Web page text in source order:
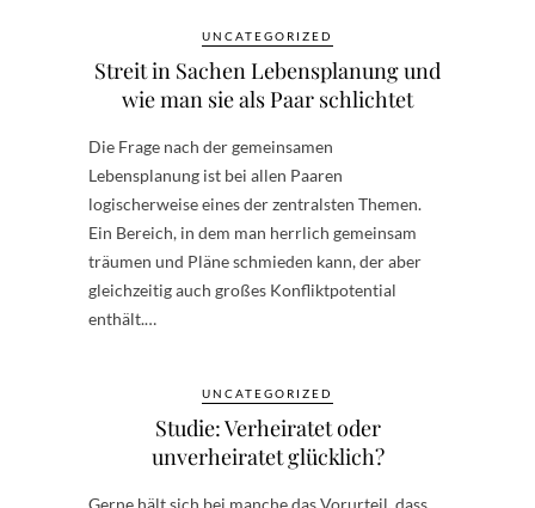
UNCATEGORIZED
Streit in Sachen Lebensplanung und
wie man sie als Paar schlichtet
Die Frage nach der gemeinsamen
Lebensplanung ist bei allen Paaren
logischerweise eines der zentralsten Themen.
Ein Bereich, in dem man herrlich gemeinsam
träumen und Pläne schmieden kann, der aber
gleichzeitig auch großes Konfliktpotential
enthält.…
UNCATEGORIZED
Studie: Verheiratet oder
unverheiratet glücklich?